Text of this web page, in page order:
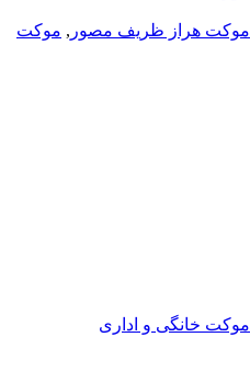
موکت هراز ظریف مصور , موکت
موکت خانگی و اداری